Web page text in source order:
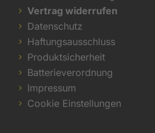
Vertrag widerrufen
Datenschutz
Haftungsausschluss
Produktsicherheit
Batterieverordnung
Impressum
Cookie Einstellungen